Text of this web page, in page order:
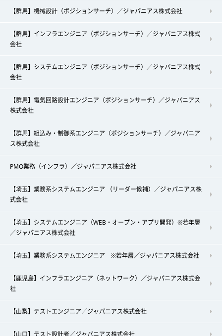
【群馬】機械設計（ポジションサーチ）／ジャパニアス株式会社
【群馬】インフラエンジニア（ポジションサーチ）／ジャパニアス株式
会社
【群馬】システムエンジニア（ポジションサーチ）／ジャパニアス株式
会社
【群馬】電気回路設計エンジニア（ポジションサーチ）／ジャパニアス
株式会社
【群馬】組込み・制御系エンジニア（ポジションサーチ）／ジャパニア
ス株式会社
PMO業務（インフラ）／ジャパニアス株式会社
【埼玉】業務系システムエンジニア （リーダー候補）／ジャパニアス株
式会社
【埼玉】システムエンジニア（WEB・オープン・アプリ開発）※若年層
／ジャパニアス株式会社
【埼玉】業務系システムエンジニア ※若年層／ジャパニアス株式会社
【鹿児島】インフラエンジニア（ネットワーク）／ジャパニアス株式会
社
【山梨】テストエンジニア／ジャパニアス株式会社
【山口】テスト設計者／ジャパニアス株式会社